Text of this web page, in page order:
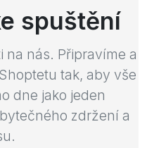
spuštění
nás. Připravíme a
tak, aby vše
dne jako jeden
zdržení a